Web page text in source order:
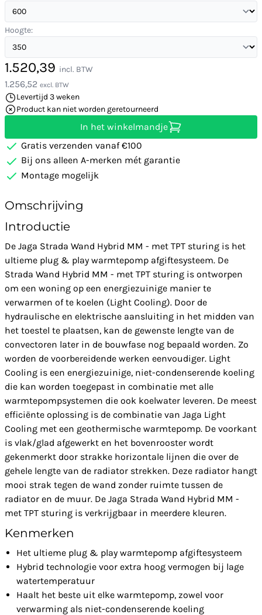
Hoogte:
1.520,39 incl. BTW
1.256,52 excl. BTW
Levertijd 3 weken
Product kan niet worden geretourneerd
In het winkelmandje
Gratis verzenden vanaf €100
Bij ons alleen A-merken mét garantie
Montage mogelijk
Omschrijving
Introductie
De Jaga Strada Wand Hybrid MM - met TPT sturing is het
ultieme plug & play warmtepomp afgiftesysteem. De
Strada Wand Hybrid MM - met TPT sturing is ontworpen
om een woning op een energiezuinige manier te
verwarmen of te koelen (Light Cooling). Door de
hydraulische en elektrische aansluiting in het midden van
het toestel te plaatsen, kan de gewenste lengte van de
convectoren later in de bouwfase nog bepaald worden. Zo
worden de voorbereidende werken eenvoudiger. Light
Cooling is een energiezuinige, niet-condenserende koeling
die kan worden toegepast in combinatie met alle
warmtepompsystemen die ook koelwater leveren. De meest
efficiënte oplossing is de combinatie van Jaga Light
Cooling met een geothermische warmtepomp. De voorkant
is vlak/glad afgewerkt en het bovenrooster wordt
gekenmerkt door strakke horizontale lijnen die over de
gehele lengte van de radiator strekken. Deze radiator hangt
mooi strak tegen de wand zonder ruimte tussen de
radiator en de muur. De Jaga Strada Wand Hybrid MM -
met TPT sturing is verkrijgbaar in meerdere kleuren.
Kenmerken
Het ultieme plug & play warmtepomp afgiftesysteem
Hybrid technologie voor extra hoog vermogen bij lage
watertemperatuur
Haalt het beste uit elke warmtepomp, zowel voor
verwarming als niet-condenserende koeling